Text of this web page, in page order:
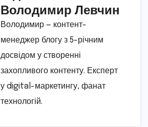
Володимир Левчин
Володимир — контент-
менеджер блогу з 5-річним
досвідом у створенні
захопливого контенту. Експерт
у digital-маркетингу, фанат
технологій.